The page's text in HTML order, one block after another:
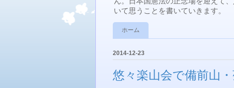
いて思うことを書いていきます。
ホーム
2014-12-23
悠々楽山会で備前山